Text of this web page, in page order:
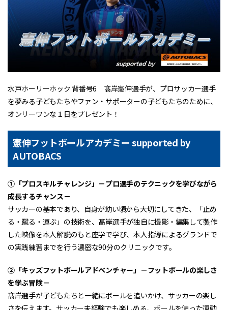
水戸ホーリーホック 背番号6 髙岸憲伸選手が、プロサッカー選手
を夢みる子どもたちやファン・サポーターの子どもたちのために、
オンリーワンな１日をプレゼント！
憲伸フットボールアカデミー supported by
AUTOBACS
➀「プロスキルチャレンジ」－プロ選手のテクニックを学びながら
成長するチャンス－
サッカーの基本であり、自身が幼い頃から大切にしてきた、「止め
る・蹴る・運ぶ」の技術を、髙岸選手が独自に撮影・編集して製作
した映像を本人解説のもと座学で学び、本人指導によるグランドで
の実践練習までを行う濃密な90分のクリニックです。
➁「キッズフットボールアドベンチャー」－フットボールの楽しさ
を学ぶ冒険－
髙岸選手が子どもたちと一緒にボールを追いかけ、サッカーの楽し